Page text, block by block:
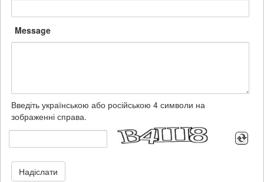
Message
Введіть українською або російською 4 символи на
зображенні справа.
Надіслати